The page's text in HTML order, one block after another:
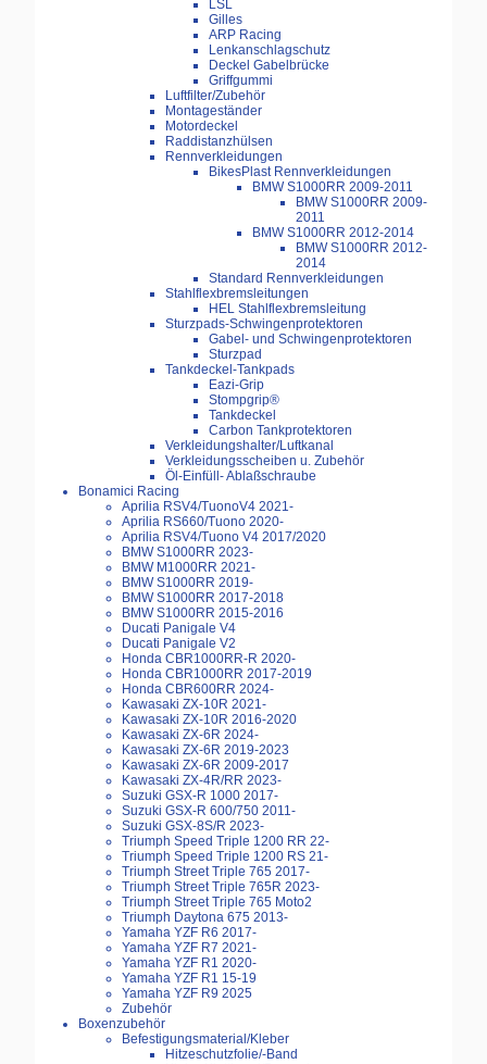
LSL
Gilles
ARP Racing
Lenkanschlagschutz
Deckel Gabelbrücke
Griffgummi
Luftfilter/Zubehör
Montageständer
Motordeckel
Raddistanzhülsen
Rennverkleidungen
BikesPlast Rennverkleidungen
BMW S1000RR 2009-2011
BMW S1000RR 2009-
2011
BMW S1000RR 2012-2014
BMW S1000RR 2012-
2014
Standard Rennverkleidungen
Stahlflexbremsleitungen
HEL Stahlflexbremsleitung
Sturzpads-Schwingenprotektoren
Gabel- und Schwingenprotektoren
Sturzpad
Tankdeckel-Tankpads
Eazi-Grip
Stompgrip®
Tankdeckel
Carbon Tankprotektoren
Verkleidungshalter/Luftkanal
Verkleidungsscheiben u. Zubehör
Öl-Einfüll- Ablaßschraube
Bonamici Racing
Aprilia RSV4/TuonoV4 2021-
Aprilia RS660/Tuono 2020-
Aprilia RSV4/Tuono V4 2017/2020
BMW S1000RR 2023-
BMW M1000RR 2021-
BMW S1000RR 2019-
BMW S1000RR 2017-2018
BMW S1000RR 2015-2016
Ducati Panigale V4
Ducati Panigale V2
Honda CBR1000RR-R 2020-
Honda CBR1000RR 2017-2019
Honda CBR600RR 2024-
Kawasaki ZX-10R 2021-
Kawasaki ZX-10R 2016-2020
Kawasaki ZX-6R 2024-
Kawasaki ZX-6R 2019-2023
Kawasaki ZX-6R 2009-2017
Kawasaki ZX-4R/RR 2023-
Suzuki GSX-R 1000 2017-
Suzuki GSX-R 600/750 2011-
Suzuki GSX-8S/R 2023-
Triumph Speed Triple 1200 RR 22-
Triumph Speed Triple 1200 RS 21-
Triumph Street Triple 765 2017-
Triumph Street Triple 765R 2023-
Triumph Street Triple 765 Moto2
Triumph Daytona 675 2013-
Yamaha YZF R6 2017-
Yamaha YZF R7 2021-
Yamaha YZF R1 2020-
Yamaha YZF R1 15-19
Yamaha YZF R9 2025
Zubehör
Boxenzubehör
Befestigungsmaterial/Kleber
Hitzeschutzfolie/-Band